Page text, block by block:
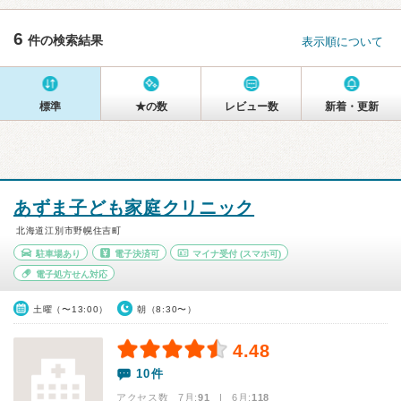
6 件の検索結果 表示順について
標準 ★の数 レビュー数 新着・更新
あずま子ども家庭クリニック
北海道江別市野幌住吉町
駐車場あり 電子決済可 マイナ受付 (スマホ可)
電子処方せん対応
土曜（〜13:00） 朝（8:30〜）
4.48
10件
アクセス数 7月:91 | 6月:118